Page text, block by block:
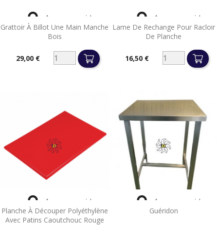
Grattoir À Billot Une Main Manche
Bois
29,00 €
 Aperçu rapide
Lame De Rechange Pour Racloir
De Planche
16,50 €
 Aperçu rapide
Planche À Découper Polyéthylène
Avec Patins Caoutchouc Rouge
 Aperçu rapide
Guéridon
 Aperçu rapide